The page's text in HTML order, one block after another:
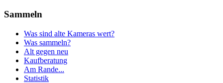
Sammeln
Was sind alte Kameras wert?
Was sammeln?
Alt gegen neu
Kaufberatung
Am Rande...
Statistik